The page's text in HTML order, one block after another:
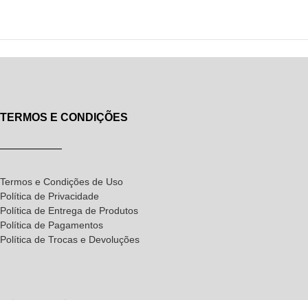
TERMOS E CONDIÇÕES
Termos e Condições de Uso
Política de Privacidade
Política de Entrega de Produtos
Política de Pagamentos
Política de Trocas e Devoluções